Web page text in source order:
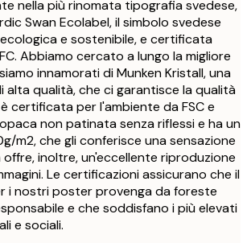
nella più rinomata tipografia svedese,
Swan Ecolabel, il simbolo svedese
e sostenibile, e certificata
Abbiamo cercato a lungo la migliore
innamorati di Munken Kristall, una
alta qualità, che ci garantisce la qualità
certificata per l'ambiente da FSC e
non patinata senza riflessi e ha un
m2, che gli conferisce una sensazione
offre, inoltre, un'eccellente riproduzione
Le certificazioni assicurano che il
i nostri poster provenga da foreste
e che soddisfano i più elevati
e sociali.